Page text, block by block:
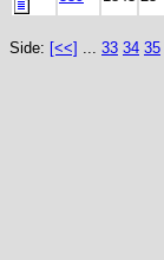
Side: [<<] ... 33 34 35